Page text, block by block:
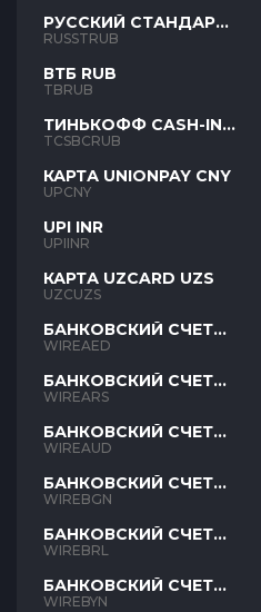
РУССКИЙ СТАНДАРТ
RUB
RUSSTRUB
ВТБ RUB
TBRUB
ТИНЬКОФФ CASH-IN
RUB
TCSBCRUB
КАРТА UNIONPAY CNY
UPCNY
UPI INR
UPIINR
КАРТА UZCARD UZS
UZCUZS
БАНКОВСКИЙ СЧЕТ
AED
WIREAED
БАНКОВСКИЙ СЧЕТ
ARS
WIREARS
БАНКОВСКИЙ СЧЕТ
AUD
WIREAUD
БАНКОВСКИЙ СЧЕТ
BGN
WIREBGN
БАНКОВСКИЙ СЧЕТ
BRL
WIREBRL
БАНКОВСКИЙ СЧЕТ
BYN
WIREBYN